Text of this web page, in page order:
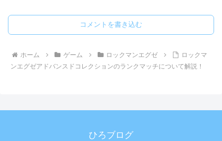
コメントを書き込む
ホーム ゲーム ロックマンエグゼ
ロックマ
ンエグゼアドバンスドコレクションのランクマッチについて解説！
ひろブログ